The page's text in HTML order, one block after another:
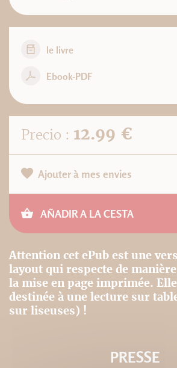
le livre
Ebook-PDF
Precio : 12.99 €
Ajouter à mes envies
AÑADIR A LA CESTA
Attention cet ePub est une
layout qui respecte de
la mise en page imprimée.
destinée à une lecture sur
sur liseuses) !
PRESSE